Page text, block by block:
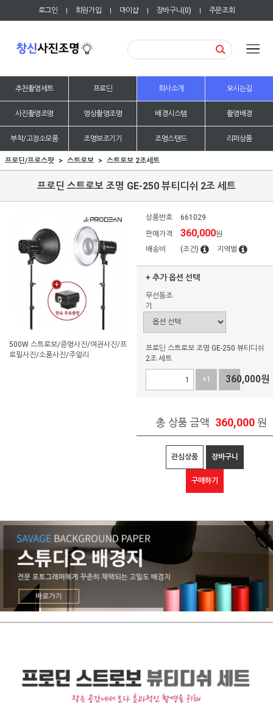
로그인 | 회원가입 | 마이샵 | 장바구니(0) | 주문조회
추천촬영세트 프로딘 회사소개 오시는길
사진촬영조명 영상촬영조명 배경시스템 촬영배경
부착/고정소모품 조명보조기기 조명스탠드 리퍼상품
프로딘/프로스팟 스트로보 스트로보 2조세트
프로딘 스트로보 조명 GE-250 뷰티디쉬 2조 세트
500W 스트로보/증명사진/여권사진/프
로필사진/소품사진/주얼리
상품번호
661029
판매가격
360,000원
배송비
(조건) 지역별
+ 추가 옵션 선택
무선동조
기
프로딘 스트로보 조명 GE-250 뷰티디쉬
2조 세트
+1 -1
360,000원
총 상품 금액 360,000 원
관심상품 장바구니
구매하기